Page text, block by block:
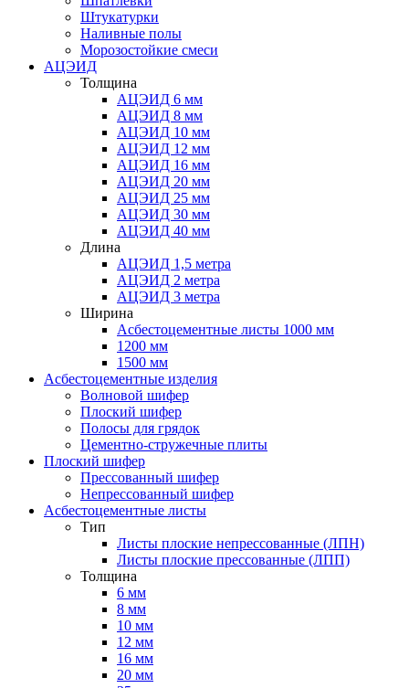
Штукатурки
Наливные полы
Морозостойкие смеси
АЦЭИД
Толщина
АЦЭИД 6 мм
АЦЭИД 8 мм
АЦЭИД 10 мм
АЦЭИД 12 мм
АЦЭИД 16 мм
АЦЭИД 20 мм
АЦЭИД 25 мм
АЦЭИД 30 мм
АЦЭИД 40 мм
Длина
АЦЭИД 1,5 метра
АЦЭИД 2 метра
АЦЭИД 3 метра
Ширина
Асбестоцементные листы 1000 мм
1200 мм
1500 мм
Асбестоцементные изделия
Волновой шифер
Плоский шифер
Полосы для грядок
Цементно-стружечные плиты
Плоский шифер
Прессованный шифер
Непрессованный шифер
Асбестоцементные листы
Тип
Листы плоские непрессованные (ЛПН)
Листы плоские прессованные (ЛПП)
Толщина
6 мм
8 мм
10 мм
12 мм
16 мм
20 мм